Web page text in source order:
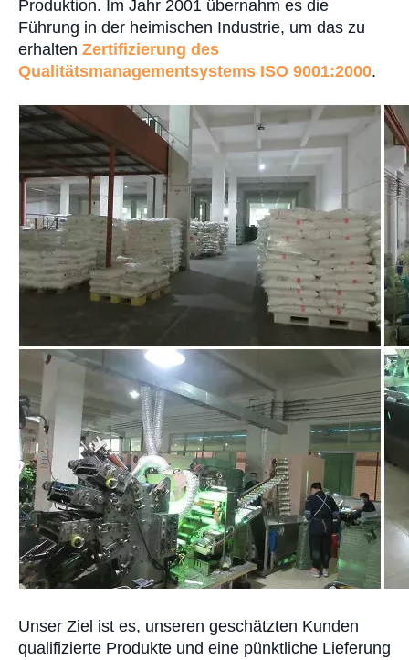
Produktion. Im Jahr 2001 übernahm es die
Führung in der heimischen Industrie, um das zu
erhalten Zertifizierung des
Qualitätsmanagementsystems ISO 9001:2000.
Unser Ziel ist es, unseren geschätzten Kunden
qualifizierte Produkte und eine pünktliche Lieferung